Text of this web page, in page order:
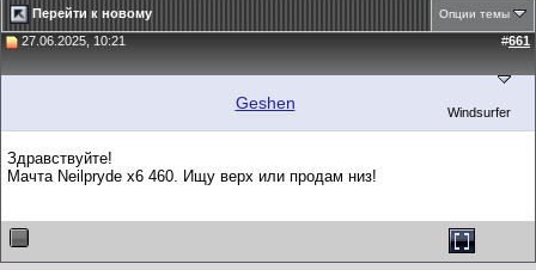
Перейти к новому Опции темы
27.06.2025, 10:21 #661
Geshen Windsurfer
Здравствуйте!
Мачта Neilpryde x6 460. Ищу верх или продам низ!